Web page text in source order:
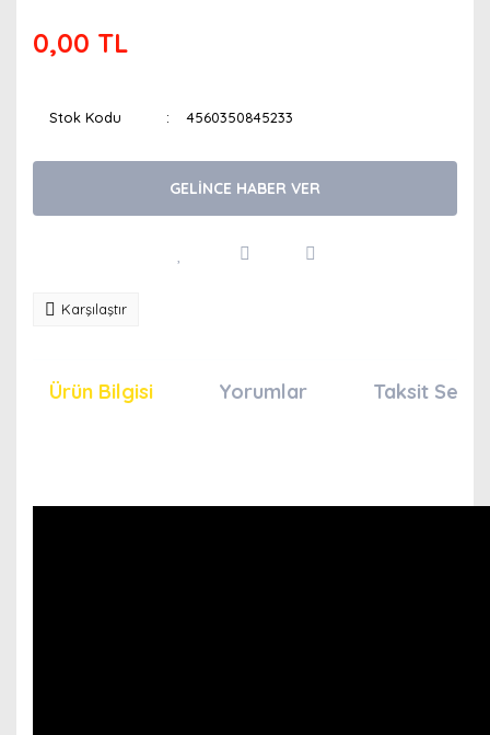
0,00 TL
Stok Kodu 4560350845233
GELİNCE HABER VER
Karşılaştır
Ürün Bilgisi Yorumlar Taksit